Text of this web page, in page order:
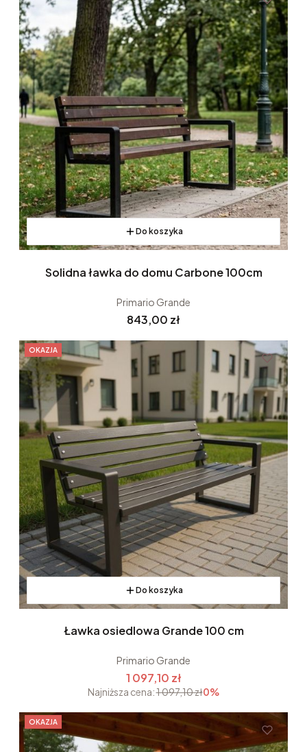
Do koszyka
Solidna ławka do domu Carbone 100cm
Primario Grande
Cena
843,00 zł
OKAZJA
Do koszyka
Ławka osiedlowa Grande 100 cm
Primario Grande
1 097,10 zł
Najniższa cena:1 097,10 zł0%
OKAZJA